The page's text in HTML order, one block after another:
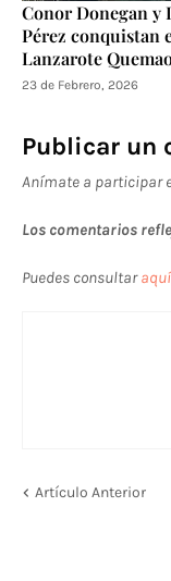
Conor Donegan y
Pérez conquistan
Lanzarote
23 de Febrero, 2026
Publicar un
Anímate a participar
Los comentarios
Puedes consultaraquí
Artículo Anterior